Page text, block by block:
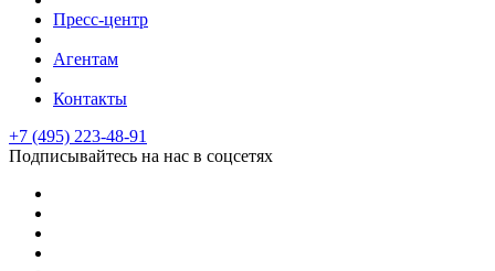
Пресс-центр
Агентам
Контакты
+7 (495) 223-48-91
Подписывайтесь на нас в соцсетях